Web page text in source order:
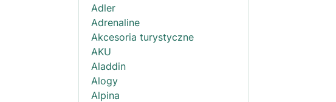
Adler
Adrenaline
Akcesoria turystyczne
AKU
Aladdin
Alogy
Alpina